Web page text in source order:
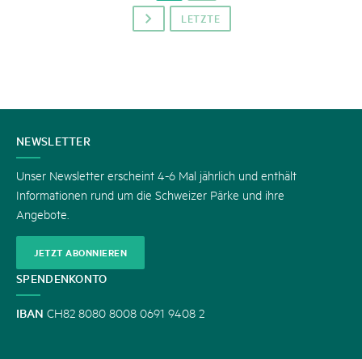
p LETZTE
KONTAKT
NEWSLETTER
Unser Newsletter erscheint 4-6 Mal jährlich und enthält
Informationen rund um die Schweizer Pärke und ihre
Angebote.
JETZT ABONNIEREN
SPENDENKONTO
IBAN CH82 8080 8008 0691 9408 2